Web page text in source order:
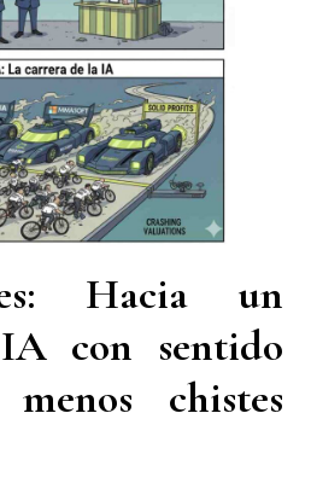
Hacia un
con sentido
chistes